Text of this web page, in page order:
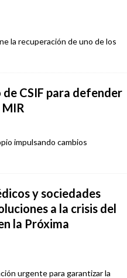
la recuperación de uno de los
de CSIF para defender
impulsando cambios
y sociedades
a la crisis del
la Próxima
urgente para garantizar la